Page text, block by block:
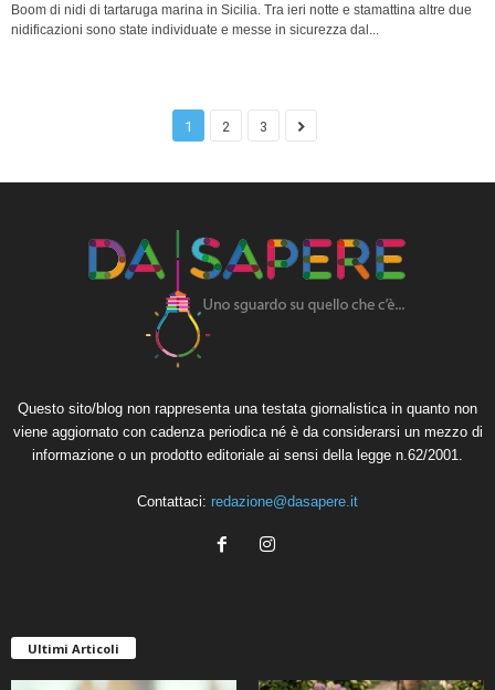
Boom di nidi di tartaruga marina in Sicilia. Tra ieri notte e stamattina altre due
nidificazioni sono state individuate e messe in sicurezza dal...
1 2 3
Questo sito/blog non rappresenta una testata giornalistica in quanto non
viene aggiornato con cadenza periodica né è da considerarsi un mezzo di
informazione o un prodotto editoriale ai sensi della legge n.62/2001.
Contattaci: redazione@dasapere.it
Ultimi Articoli